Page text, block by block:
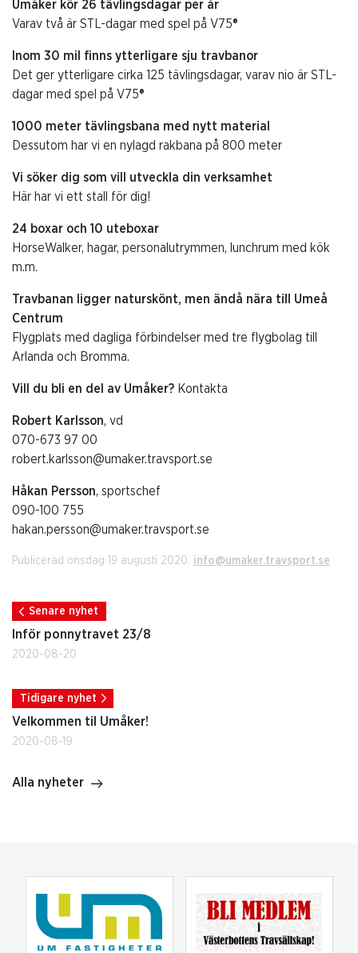
Umåker kör 26 tävlingsdagar per år
Varav två är STL-dagar med spel på V75®
Inom 30 mil finns ytterligare sju travbanor
Det ger ytterligare cirka 125 tävlingsdagar, varav nio är STL-
dagar med spel på V75®
1000 meter tävlingsbana med nytt material
Dessutom har vi en nylagd rakbana på 800 meter
Vi söker dig som vill utveckla din verksamhet
Här har vi ett stall för dig!
24 boxar och 10 uteboxar
HorseWalker, hagar, personalutrymmen, lunchrum med kök
m.m.
Travbanan ligger naturskönt, men ändå nära till Umeå
Centrum
Flygplats med dagliga förbindelser med tre flygbolag till
Arlanda och Bromma.
Vill du bli en del av Umåker? Kontakta
Robert Karlsson, vd
070-673 97 00
robert.karlsson@umaker.travsport.se
Håkan Persson, sportschef
090-100 755
hakan.persson@umaker.travsport.se
Publicerad onsdag 19 augusti 2020. info@umaker.travsport.se
Senare nyhet
Inför ponnytravet 23/8
2020-08-20
Tidigare nyhet
Velkommen til Umåker!
2020-08-19
Alla nyheter